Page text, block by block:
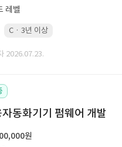
레벨
C · 3년 이상
2026.07.23.
동화기기 펌웨어 개발
원